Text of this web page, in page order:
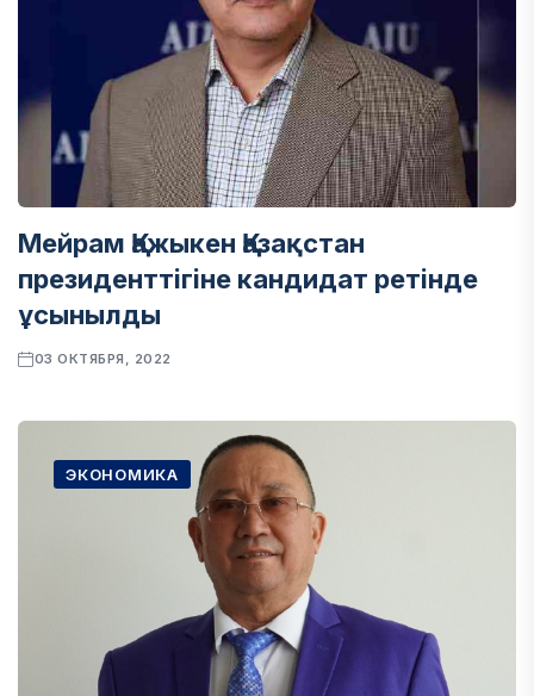
Мейрам Қажыкен Қазақстан
президенттігіне кандидат ретінде
ұсынылды
03 ОКТЯБРЯ, 2022
ЭКОНОМИКА